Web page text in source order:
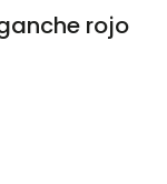
rojo